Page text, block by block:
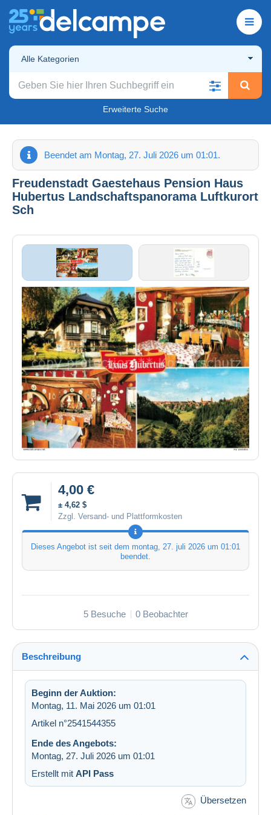
Alle Kategorien
Erweiterte Suche
Beendet am Montag, 27. Juli 2026 um 01:01.
Freudenstadt Gaestehaus Pension Haus
Hubertus Landschaftspanorama Luftkurort
Sch
4,00 €
± 4,62 $
Zzgl. Versand- und Plattformkosten
Dieses Angebot ist seit dem montag, 27. juli 2026 um 01:01
beendet.
5 Besuche 0 Beobachter
Beschreibung
Beginn der Auktion:
Montag, 11. Mai 2026 um 01:01
Artikel n°2541544355
Ende des Angebots:
Montag, 27. Juli 2026 um 01:01
Erstellt mit API Pass
Übersetzen